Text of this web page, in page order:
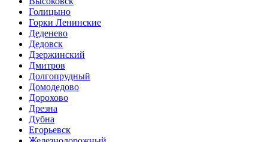
Голицыно
Горки Ленинские
Деденево
Дедовск
Дзержинский
Дмитров
Долгопрудный
Домодедово
Дорохово
Дрезна
Дубна
Егорьевск